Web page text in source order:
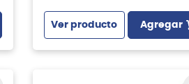
Ver producto Agregar